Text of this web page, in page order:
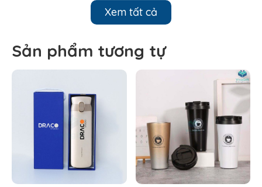
Thông tin sản phẩm:
Dung tích:
Mã sản phẩm Dung tích Giá sản phẩm
Xem tất cả
Sản phẩm tương tự